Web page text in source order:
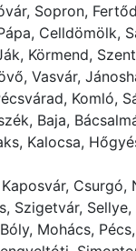
Sopron,
Celldömölk,
Körmend,
Vasvár,
Komló,
Baja,
Kalocsa,
Csurgó,
Szigetvár, Sellye,
Mohács,